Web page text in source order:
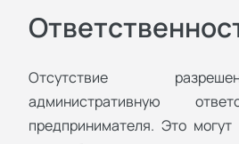
Отсутствие
административную
предпринимателя. Это